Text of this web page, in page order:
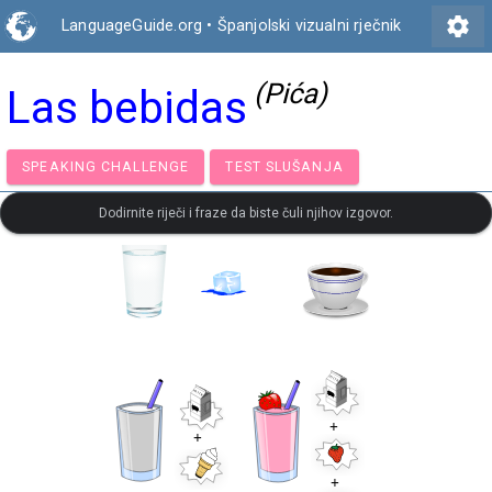
LanguageGuide.org • Španjolski vizualni rječnik settings
Las bebidas (Pića)
SPEAKING CHALLENGE TEST SLUŠANJA
Dodirnite riječi i fraze da biste čuli njihov izgovor.